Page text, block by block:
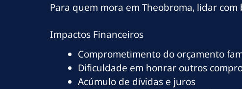
Para quem mora em Theobroma, lidar
Impactos Financeiros
Comprometimento do orçamento
Dificuldade em honrar outros
Acúmulo de dívidas e juros